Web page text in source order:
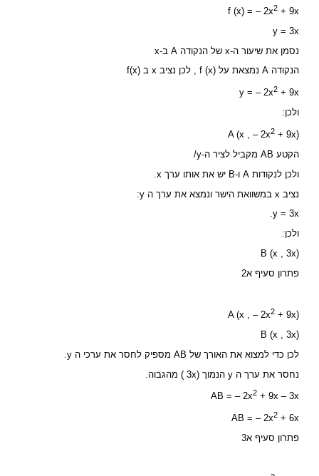
f (x) = – 2x2 + 9x
y = 3x
נסמן את שיעור ה-x של הנקודה A ב-x
הנקודה A נמצאת על f (x) , לכן נציב x ב f(x)
y = – 2x2 + 9x
ולכן:
A (x , – 2x2 + 9x)
הקטע AB מקביל לציר ה-y/
ולכן לנקודות A ו-B יש את אותו ערך x.
נציב x במשוואת הישר ונמצא את ערך ה y:
y = 3x.
ולכן:
B (x , 3x)
פתרון סעיף א2
A (x , – 2x2 + 9x)
B (x , 3x)
לכן כדי למצוא את האורך של AB מספיק לחסר את ערכי ה y.
נחסר את ערך ה y הנמוך (3x ) מהגבוה.
AB = – 2x2 + 9x – 3x
AB = – 2x2 + 6x
פתרון סעיף א3